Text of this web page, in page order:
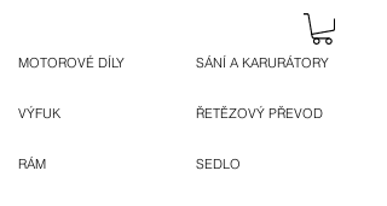
MOTOROVÉ DÍLY
VÝFUK
RÁM
SÁNÍ A KARURÁTORY
ŘETĚZOVÝ PŘEVOD
SEDLO